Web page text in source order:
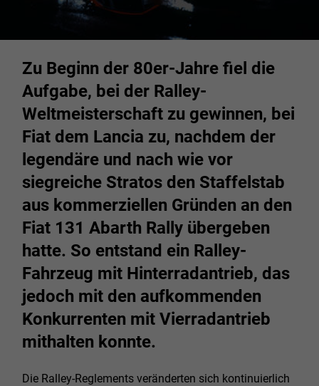
Zu Beginn der 80er-Jahre fiel die
Aufgabe, bei der Ralley-
Weltmeisterschaft zu gewinnen, bei
Fiat dem Lancia zu, nachdem der
legendäre und nach wie vor
siegreiche Stratos den Staffelstab
aus kommerziellen Gründen an den
Fiat 131 Abarth Rally übergeben
hatte. So entstand ein Ralley-
Fahrzeug mit Hinterradantrieb, das
jedoch mit den aufkommenden
Konkurrenten mit Vierradantrieb
mithalten konnte.
Die Ralley-Reglements veränderten sich kontinuierlich